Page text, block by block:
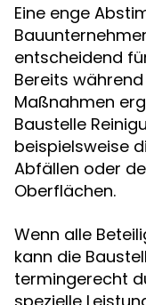
Eine enge
entscheidend
Bereits
Maßnahmen
Baustelle
beispielsweise
Abfällen oder
Oberflächen.
Wenn alle
kann die
termingerecht